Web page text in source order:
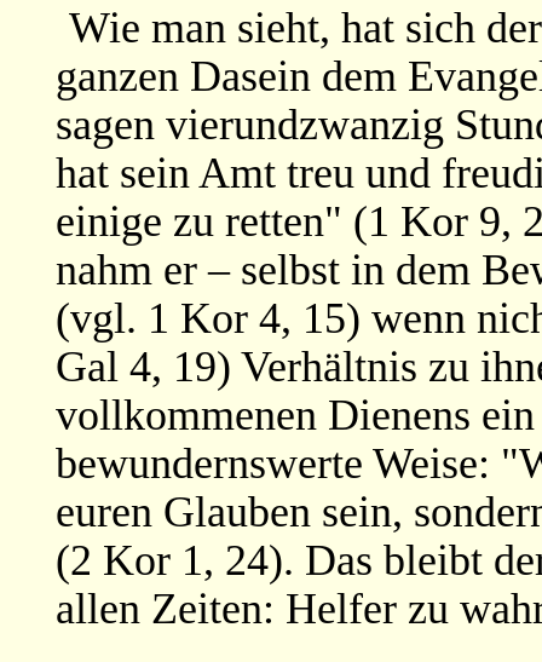
Wie man sieht, hat sich
ganzen Dasein dem
sagen vierundzwanzig
hat sein Amt treu und
einige zu retten" (1 Kor 9,
nahm er – selbst in dem
(vgl. 1 Kor 4, 15) wenn
Gal 4, 19) Verhältnis zu
vollkommenen Dienens
bewundernswerte Weise:
euren Glauben sein,
(2 Kor 1, 24). Das bleibt
allen Zeiten: Helfer zu